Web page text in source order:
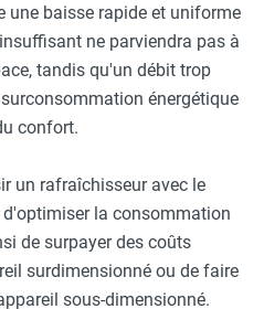
une baisse rapide et uniforme
ne parviendra pas à
tandis qu'un débit trop
énergétique
confort.
un rafraîchisseur avec le
la consommation
de surpayer des coûts
surdimensionné ou de faire
sous-dimensionné.